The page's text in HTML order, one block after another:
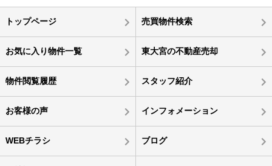
トップページ 売買物件検索
お気に入り物件一覧 東大宮の不動産売却
物件閲覧履歴 スタッフ紹介
お客様の声 インフォメーション
WEBチラシ ブログ